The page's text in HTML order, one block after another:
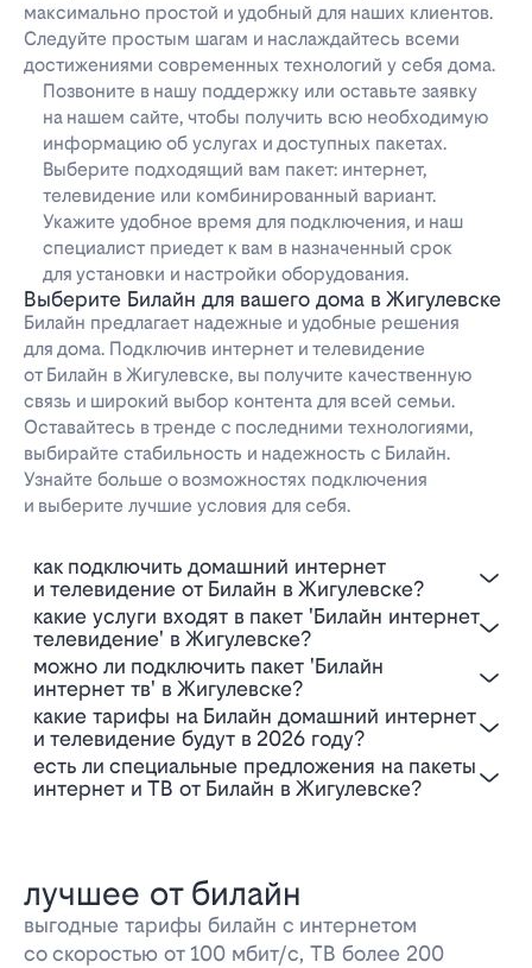
максимально простой и удобный для наших клиентов.
Следуйте простым шагам и наслаждайтесь всеми
достижениями современных технологий у себя дома.
Позвоните в нашу поддержку или оставьте заявку
на нашем сайте, чтобы получить всю необходимую
информацию об услугах и доступных пакетах.
Выберите подходящий вам пакет: интернет,
телевидение или комбинированный вариант.
Укажите удобное время для подключения, и наш
специалист приедет к вам в назначенный срок
для установки и настройки оборудования.
Выберите Билайн для вашего дома в Жигулевске
Билайн предлагает надежные и удобные решения
для дома. Подключив интернет и телевидение
от Билайн в Жигулевске, вы получите качественную
связь и широкий выбор контента для всей семьи.
Оставайтесь в тренде с последними технологиями,
выбирайте стабильность и надежность с Билайн.
Узнайте больше о возможностях подключения
и выберите лучшие условия для себя.
Как подключить домашний интернет
и телевидение от Билайн в Жигулевске?
Какие услуги входят в пакет 'Билайн интернет
телевидение' в Жигулевске?
Можно ли подключить пакет 'Билайн
интернет тв' в Жигулевске?
Какие тарифы на Билайн домашний интернет
и телевидение будут в 2026 году?
Есть ли специальные предложения на пакеты
интернет и ТВ от Билайн в Жигулевске?
лучшее от билайн
выгодные тарифы билайн с интернетом
со скоростью от 100 мбит/с, ТВ более 200